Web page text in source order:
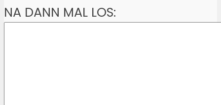
NA DANN MAL LOS: